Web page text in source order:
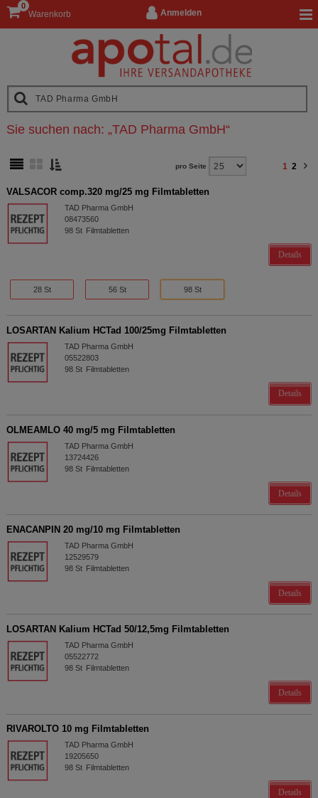
Anmelden
Warenkorb
0
Sie suchen nach: „TAD Pharma GmbH“
pro Seite 1 2
VALSACOR comp.320 mg/25 mg Filmtabletten
TAD Pharma GmbH
08473560
98 St Filmtabletten
Details
28 St 56 St 98 St
LOSARTAN Kalium HCTad 100/25mg Filmtabletten
TAD Pharma GmbH
05522803
98 St Filmtabletten
Details
OLMEAMLO 40 mg/5 mg Filmtabletten
TAD Pharma GmbH
13724426
98 St Filmtabletten
Details
ENACANPIN 20 mg/10 mg Filmtabletten
TAD Pharma GmbH
12529579
98 St Filmtabletten
Details
LOSARTAN Kalium HCTad 50/12,5mg Filmtabletten
TAD Pharma GmbH
05522772
98 St Filmtabletten
Details
RIVAROLTO 10 mg Filmtabletten
TAD Pharma GmbH
19205650
98 St Filmtabletten
Details